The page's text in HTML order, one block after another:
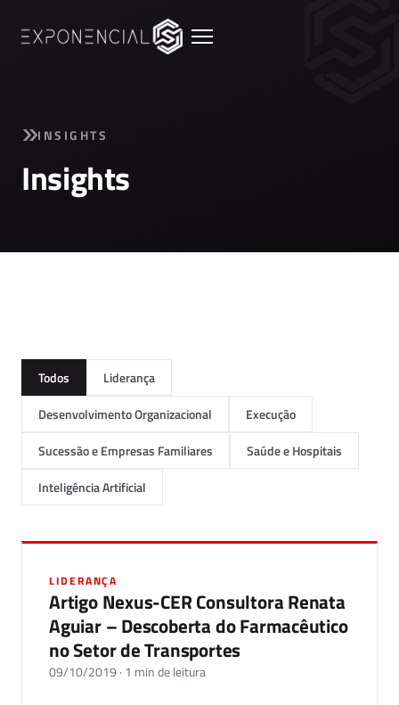
INSIGHTS
Insights
Todos
Liderança
Desenvolvimento Organizacional
Execução
Sucessão e Empresas Familiares
Saúde e Hospitais
Inteligência Artificial
LIDERANÇA
Artigo Nexus-CER Consultora Renata
Aguiar – Descoberta do Farmacêutico
no Setor de Transportes
09/10/2019 · 1 min de leitura